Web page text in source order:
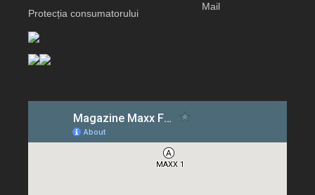
Protecția consumatorului
Mail